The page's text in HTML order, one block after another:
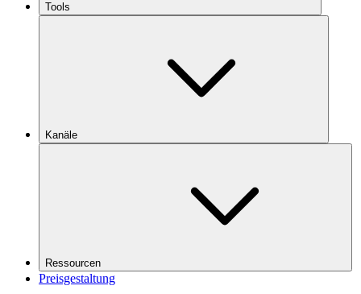
Tools
Kanäle
Ressourcen
Preisgestaltung